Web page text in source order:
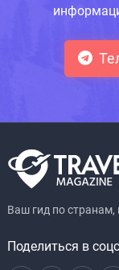
Ваш гид по странам,
Поделиться в